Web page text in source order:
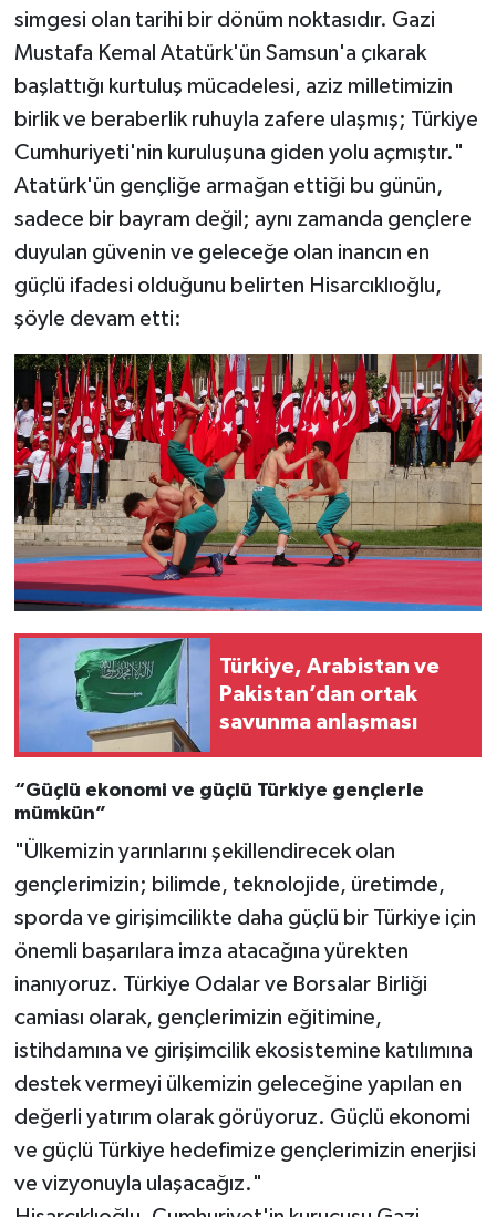
simgesi olan tarihi bir dönüm noktasıdır. Gazi
Mustafa Kemal Atatürk'ün Samsun'a çıkarak
başlattığı kurtuluş mücadelesi, aziz milletimizin
birlik ve beraberlik ruhuyla zafere ulaşmış; Türkiye
Cumhuriyeti'nin kuruluşuna giden yolu açmıştır."
Atatürk'ün gençliğe armağan ettiği bu günün,
sadece bir bayram değil; aynı zamanda gençlere
duyulan güvenin ve geleceğe olan inancın en
güçlü ifadesi olduğunu belirten Hisarcıklıoğlu,
şöyle devam etti:
Türkiye, Arabistan ve
Pakistan’dan ortak
savunma anlaşması
“Güçlü ekonomi ve güçlü Türkiye gençlerle
mümkün”
"Ülkemizin yarınlarını şekillendirecek olan
gençlerimizin; bilimde, teknolojide, üretimde,
sporda ve girişimcilikte daha güçlü bir Türkiye için
önemli başarılara imza atacağına yürekten
inanıyoruz. Türkiye Odalar ve Borsalar Birliği
camiası olarak, gençlerimizin eğitimine,
istihdamına ve girişimcilik ekosistemine katılımına
destek vermeyi ülkemizin geleceğine yapılan en
değerli yatırım olarak görüyoruz. Güçlü ekonomi
ve güçlü Türkiye hedefimize gençlerimizin enerjisi
ve vizyonuyla ulaşacağız."